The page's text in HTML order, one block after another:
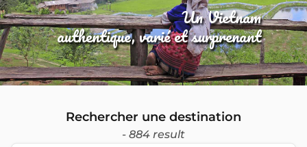
Un Vietnam
authentique, varié et surprenant
Rechercher une destination
- 884 result